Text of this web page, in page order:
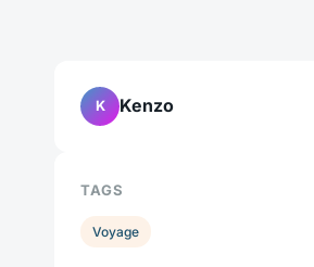
K Kenzo
TAGS
Voyage